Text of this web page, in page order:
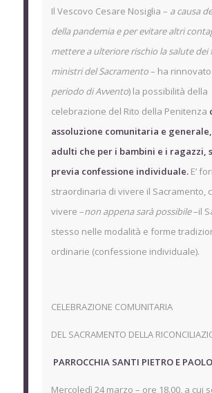
Il Vescovo Cesare Nosiglia – a causa
della pandemia e per evitare altri
mettere a ulteriore rischio la salute dei
ministri del Sacramento– ha rinnovato
periodo di Avvento) la possibilità della
celebrazione del Rito della Penitenza
assoluzione comunitaria e
adulti che per i bambini e i ragazzi,
previa confessione individuale.E’
straordinaria di vivere il Sacramento,
vivere –non appena sarà possibile–il
stesso nelle modalità e forme
ordinarie (confessione individuale).
CELEBRAZIONE COMUNITARIA
DEL SACRAMENTO DELLA
PARROCCHIA SANTI PIETRO E PAOLO
Mercoledì 24 marzo – ore 18.00, a cui